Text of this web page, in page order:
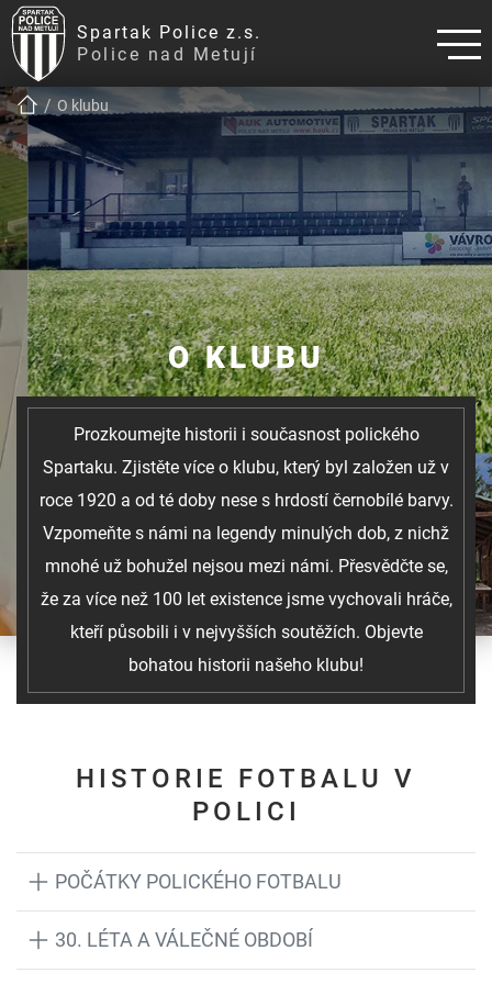
Spartak Police z.s.
Police nad Metují
!!!BREADCRUMB!!!
O klubu
O KLUBU
Prozkoumejte historii i současnost polického
Spartaku. Zjistěte více o klubu, který byl založen už v
roce 1920 a od té doby nese s hrdostí černobílé barvy.
Vzpomeňte s námi na legendy minulých dob, z nichž
mnohé už bohužel nejsou mezi námi. Přesvědčte se,
že za více než 100 let existence jsme vychovali hráče,
kteří působili i v nejvyšších soutěžích. Objevte
bohatou historii našeho klubu!
HISTORIE FOTBALU V
POLICI
POČÁTKY POLICKÉHO FOTBALU
Píše se rok 1920. Druhý rok po skončení 1.světové války.
Lidé se snad začínají smiřovat s tragickými důsledky
30. LÉTA A VÁLEČNÉ OBDOBÍ